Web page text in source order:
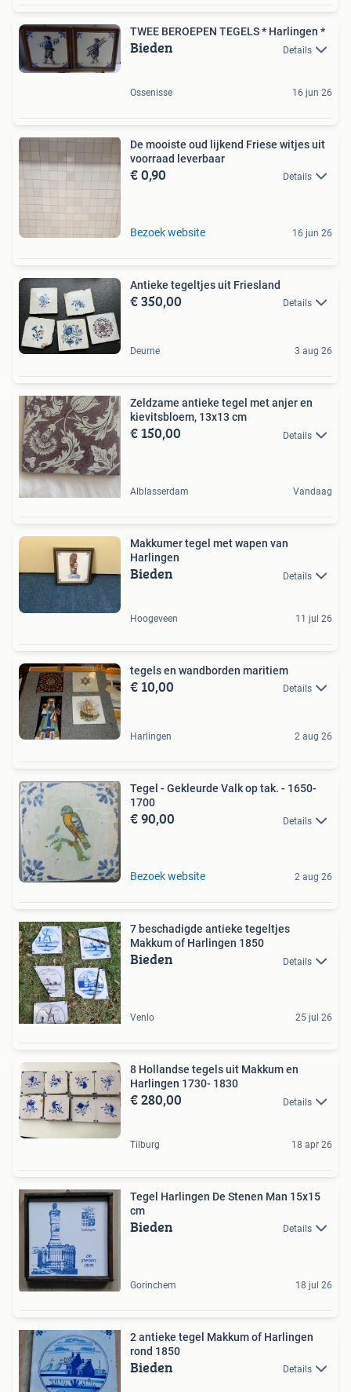
TWEE BEROEPEN TEGELS * Harlingen *
Bieden Details
Ossenisse 16 jun 26
De mooiste oud lijkend Friese witjes uit
voorraad leverbaar
€ 0,90 Details
Bezoek website 16 jun 26
Antieke tegeltjes uit Friesland
€ 350,00 Details
Deurne 3 aug 26
Zeldzame antieke tegel met anjer en
kievitsbloem, 13x13 cm
€ 150,00 Details
Alblasserdam Vandaag
Makkumer tegel met wapen van
Harlingen
Bieden Details
Hoogeveen 11 jul 26
tegels en wandborden maritiem
€ 10,00 Details
Harlingen 2 aug 26
Tegel - Gekleurde Valk op tak. - 1650-
1700
€ 90,00 Details
Bezoek website 2 aug 26
7 beschadigde antieke tegeltjes
Makkum of Harlingen 1850
Bieden Details
Venlo 25 jul 26
8 Hollandse tegels uit Makkum en
Harlingen 1730- 1830
€ 280,00 Details
Tilburg 18 apr 26
Tegel Harlingen De Stenen Man 15x15
cm
Bieden Details
Gorinchem 18 jul 26
2 antieke tegel Makkum of Harlingen
rond 1850
Bieden Details